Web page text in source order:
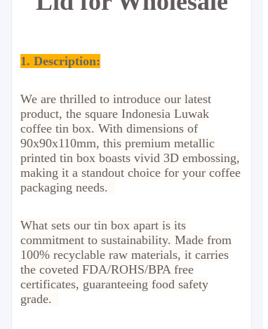
1. Description:
We are thrilled to introduce our latest
product, the square Indonesia Luwak
coffee tin box. With dimensions of
90x90x110mm, this premium metallic
printed tin box boasts vivid 3D embossing,
making it a standout choice for your coffee
packaging needs.
What sets our tin box apart is its
commitment to sustainability. Made from
100% recyclable raw materials, it carries
the coveted FDA/ROHS/BPA free
certificates, guaranteeing food safety
grade.